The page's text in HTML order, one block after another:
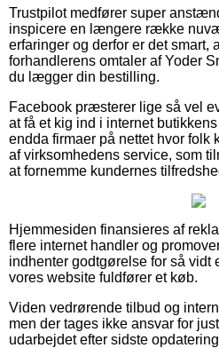
Trustpilot medfører super
inspicere en længere række
erfaringer og derfor er det smart,
forhandlerens omtaler af Yoder
du lægger din bestilling.
Facebook præsterer lige så vel
at få et kig ind i internet
endda firmaer på nettet hvor folk
af virksomhedens service, som
at fornemme kundernes
Hjemmesiden finansieres af
flere internet handler og
indhenter godtgørelse for så vidt
vores website fuldfører et køb.
Viden vedrørende tilbud og
men der tages ikke ansvar for
udarbejdet efter sidste